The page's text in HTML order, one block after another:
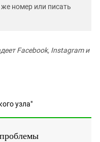
же номер или писать
Facebook, Instagram и
узла"